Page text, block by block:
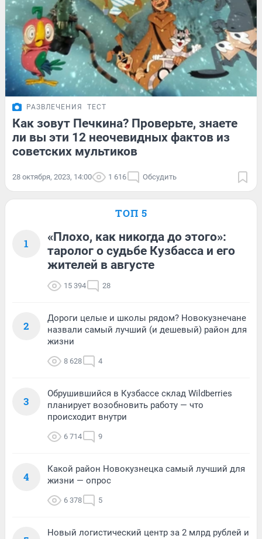
РАЗВЛЕЧЕНИЯ ТЕСТ
Как зовут Печкина? Проверьте, знаете
ли вы эти 12 неочевидных фактов из
советских мультиков
28 октября, 2023, 14:00 1 616 Обсудить
ТОП 5
1
«Плохо, как никогда до этого»:
таролог о судьбе Кузбасса и его
жителей в августе
15 394 28
2
Дороги целые и школы рядом? Новокузнечане
назвали самый лучший (и дешевый) район для
жизни
8 628 4
3
Обрушившийся в Кузбассе склад Wildberries
планирует возобновить работу — что
происходит внутри
6 714 9
4
Какой район Новокузнецка самый лучший для
жизни — опрос
6 378 5
Новый логистический центр за 2 млрд рублей и